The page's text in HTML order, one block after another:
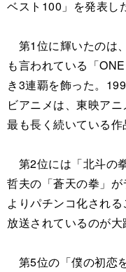
ベスト100」を発表し
第1位に輝いたのは
も言われている「
き3連覇を飾った。
ビアニメは、東映ア
最も長く続いている作
第2位には「北斗の
哲夫の「蒼天の拳」
よりパチンコ化され
放送されているのが大
第5位の「僕の初恋